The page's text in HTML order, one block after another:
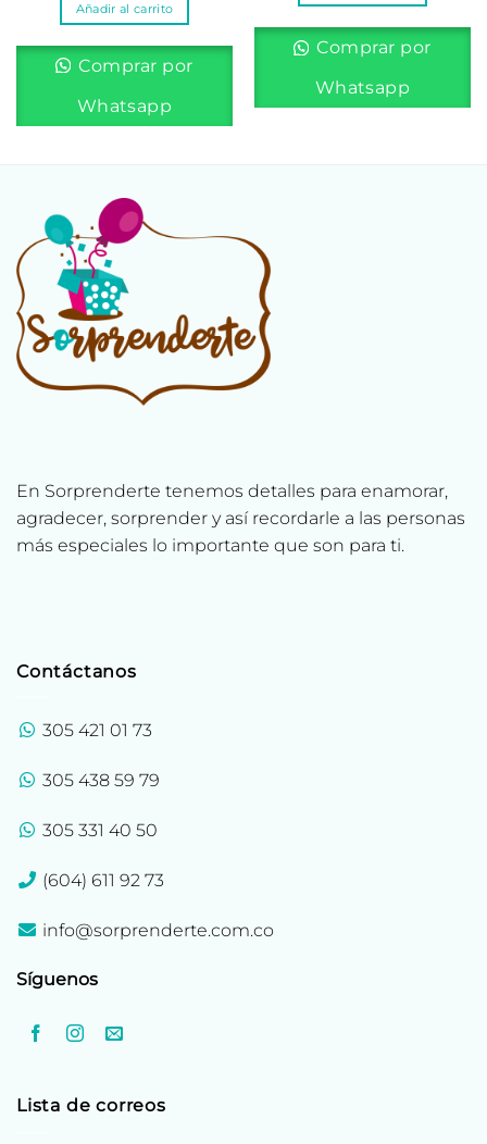
Añadir al carrito
Comprar por
Whatsapp
Comprar por
Whatsapp
En Sorprenderte tenemos detalles para enamorar,
agradecer, sorprender y así recordarle a las personas
más especiales lo importante que son para ti.
Contáctanos
305 421 01 73
305 438 59 79
305 331 40 50
(604) 611 92 73
info@sorprenderte.com.co
Síguenos
Lista de correos